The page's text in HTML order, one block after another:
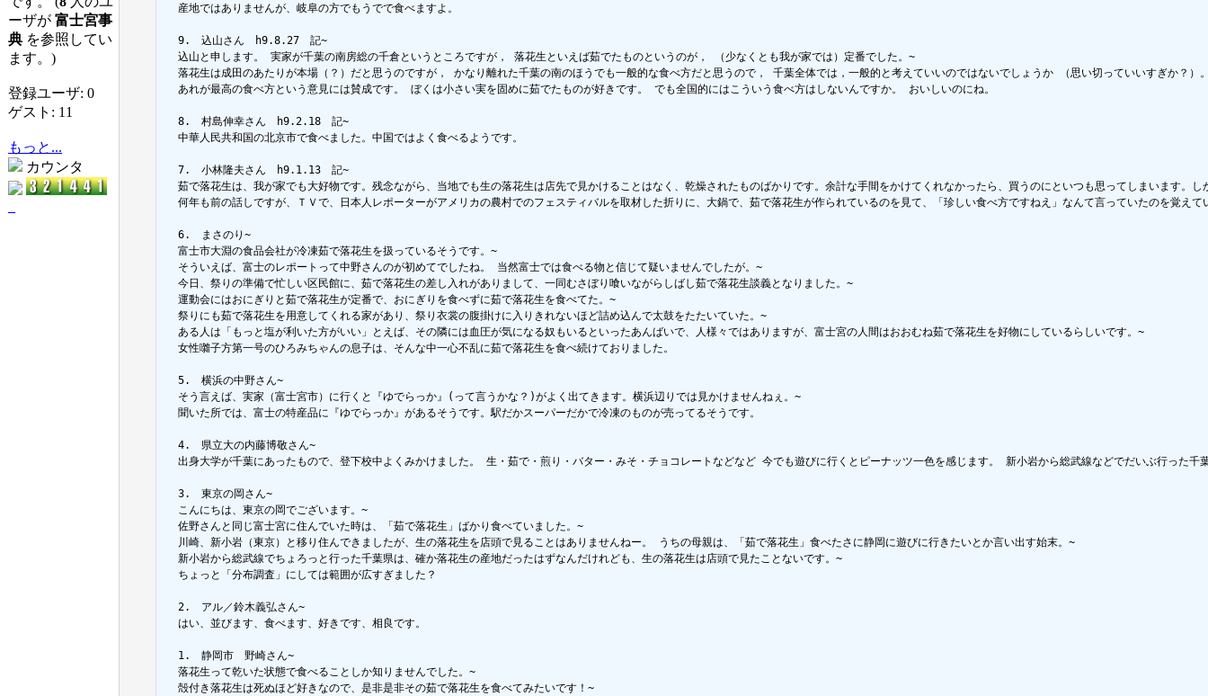
ーザが 富士宮事
典 を参照してい
ます。)
登録ユーザ: 0
ゲスト: 11
もっと...
カウンタ
  産地ではありませんが、岐阜の方でもうでで食べますよ。
  9.　込山さん　h9.8.27　記~
  込山と申します。 実家が千葉の南房総の千倉というところですが， 落花生といえば茹でたものというのが， （少なくとも我が家では）定番でした。~
落花生は成田のあたりが本場（？）だと思うのですが， かなり離れた千葉の南のほうでも一般的な食べ方だと思うので， 千葉全体では，一般的と考えていいのではないでしょうか （思い切っていいすぎか？）
  あれが最高の食べ方という意見には賛成です。 ぼくは小さい実を固めに茹でたものが好きです。 でも全国的にはこういう食べ方はしないんですか。 おいしいのにね。
  8.　村島伸幸さん　h9.2.18　記~
  中華人民共和国の北京市で食べました。中国ではよく食べるようです。
  7.　小林隆夫さん　h9.1.13　記~
茹で落花生は、我が家でも大好物です。残念ながら、当地でも生の落花生は店先で見かけることはなく、乾燥されたものばかりです。余計な手間をかけてくれなかったら、買うのにといつも思ってしまいま
何年も前の話しですが、ＴＶで、日本人レポーターがアメリカの農村でのフェスティバルを取材した折りに、大鍋で、茹で落花生が作られているのを見て、「珍しい食べ方ですねえ」なんて言っていたのを覚
  6.　まさのり~
  富士市大淵の食品会社が冷凍茹で落花生を扱っているそうです。~
  そういえば、富士のレポートって中野さんのが初めてでしたね。 当然富士では食べる物と信じて疑いませんでしたが。~
  今日、祭りの準備で忙しい区民館に、茹で落花生の差し入れがありまして、一同むさぼり喰いながらしばし茹で落花生談義となりました。~
  運動会にはおにぎりと茹で落花生が定番で、おにぎりを食べずに茹で落花生を食べてた。~
  祭りにも茹で落花生を用意してくれる家があり、祭り衣裳の腹掛けに入りきれないほど詰め込んで太鼓をたたいていた。~
  ある人は「もっと塩が利いた方がいい」とえば、その隣には血圧が気になる奴もいるといったあんばいで、人様々ではありますが、富士宮の人間はおおむね茹で落花生を好物にしているらしいです。~
  女性囃子方第一号のひろみちゃんの息子は、そんな中一心不乱に茹で落花生を食べ続けておりました。
  5.　横浜の中野さん~
  そう言えば、実家（富士宮市）に行くと『ゆでらっか』(って言うかな？)がよく出てきます。横浜辺りでは見かけませんねぇ。~
  聞いた所では、富士の特産品に『ゆでらっか』があるそうです。駅だかスーパーだかで冷凍のものが売ってるそうです。
  4.　県立大の内藤博敬さん~
出身大学が千葉にあったもので、登下校中よくみかけました。 生・茹で・煎り・バター・みそ・チョコレートなどなど 今でも遊びに行くとピーナッツ一色を感じます。 新小岩から総武線などでだいぶ行っ
  3.　東京の岡さん~
  こんにちは、東京の岡でございます。~
  佐野さんと同じ富士宮に住んでいた時は、「茹で落花生」ばかり食べていました。~
  川崎、新小岩（東京）と移り住んできましたが、生の落花生を店頭で見ることはありませんねー。 うちの母親は、「茹で落花生」食べたさに静岡に遊びに行きたいとか言い出す始末。~
  新小岩から総武線でちょろっと行った千葉県は、確か落花生の産地だったはずなんだけれども、生の落花生は店頭で見たことないです。~
  ちょっと「分布調査」にしては範囲が広すぎました？
  2.　アル／鈴木義弘さん~
  はい、並びます、食べます、好きです、相良です。
  1.　静岡市　野崎さん~
  落花生って乾いた状態で食べることしか知りませんでした。~
  殻付き落花生は死ぬほど好きなので、是非是非その茹で落花生を食べてみたいです！~